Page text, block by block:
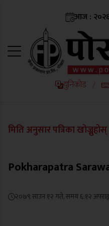
आज :
युनिकोड /
मिति अनुसार पत्रिका खोज्नुहोस्
Pokharapatra
२०७९ साउन १२ गते, समय ६:१२